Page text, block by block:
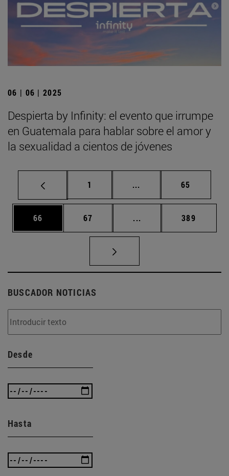
06 | 06 | 2025
Despierta by Infinity: el evento que irrumpe
en Guatemala para hablar sobre el amor y
la sexualidad a cientos de jóvenes
Página
1 ... Páginas intermedias
Página
65
Página
66 Página
67 ... Páginas intermedias
Página
389
BUSCADOR NOTICIAS
Desde
Hasta